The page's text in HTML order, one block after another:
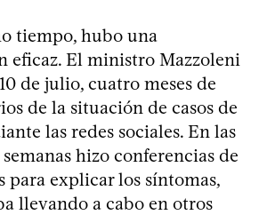
tiempo, hubo una
eficaz. El ministro Mazzoleni
de julio, cuatro meses de
de la situación de casos de
las redes sociales. En las
hizo conferencias de
para explicar los síntomas,
llevando a cabo en otros